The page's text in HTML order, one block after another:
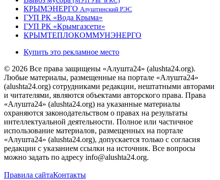
КРЫМЭНЕРГО Алуштинский РЭС
ГУП РК «Вода Крыма»
ГУП РК «Крымгазсети»
КРЫМТЕПЛОКОММУНЭНЕРГО
Купить это рекламное место
© 2026 Все права защищены «Алушта24» (alushta24.org).
Любые материалы, размещенные на портале «Алушта24»
(alushta24.org) сотрудниками редакции, нештатными авторами
и читателями, являются объектами авторского права. Права
«Алушта24» (alushta24.org) на указанные материалы
охраняются законодательством о правах на результаты
интеллектуальной деятельности. Полное или частичное
использование материалов, размещенных на портале
«Алушта24» (alushta24.org), допускается только с согласия
редакции с указанием ссылки на источник. Все вопросы
можно задать по адресу info@alushta24.org.
Правила сайтаКонтакты